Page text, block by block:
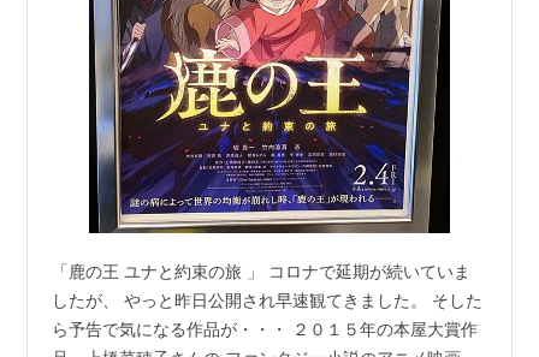
「鹿の王 ユナと約束の旅 」 コロナで延期が続いていま
したが、 やっと昨日公開され早速観てきました。 そした
ら予告で気になる作品が・・・ ２０１５年の本屋大賞作